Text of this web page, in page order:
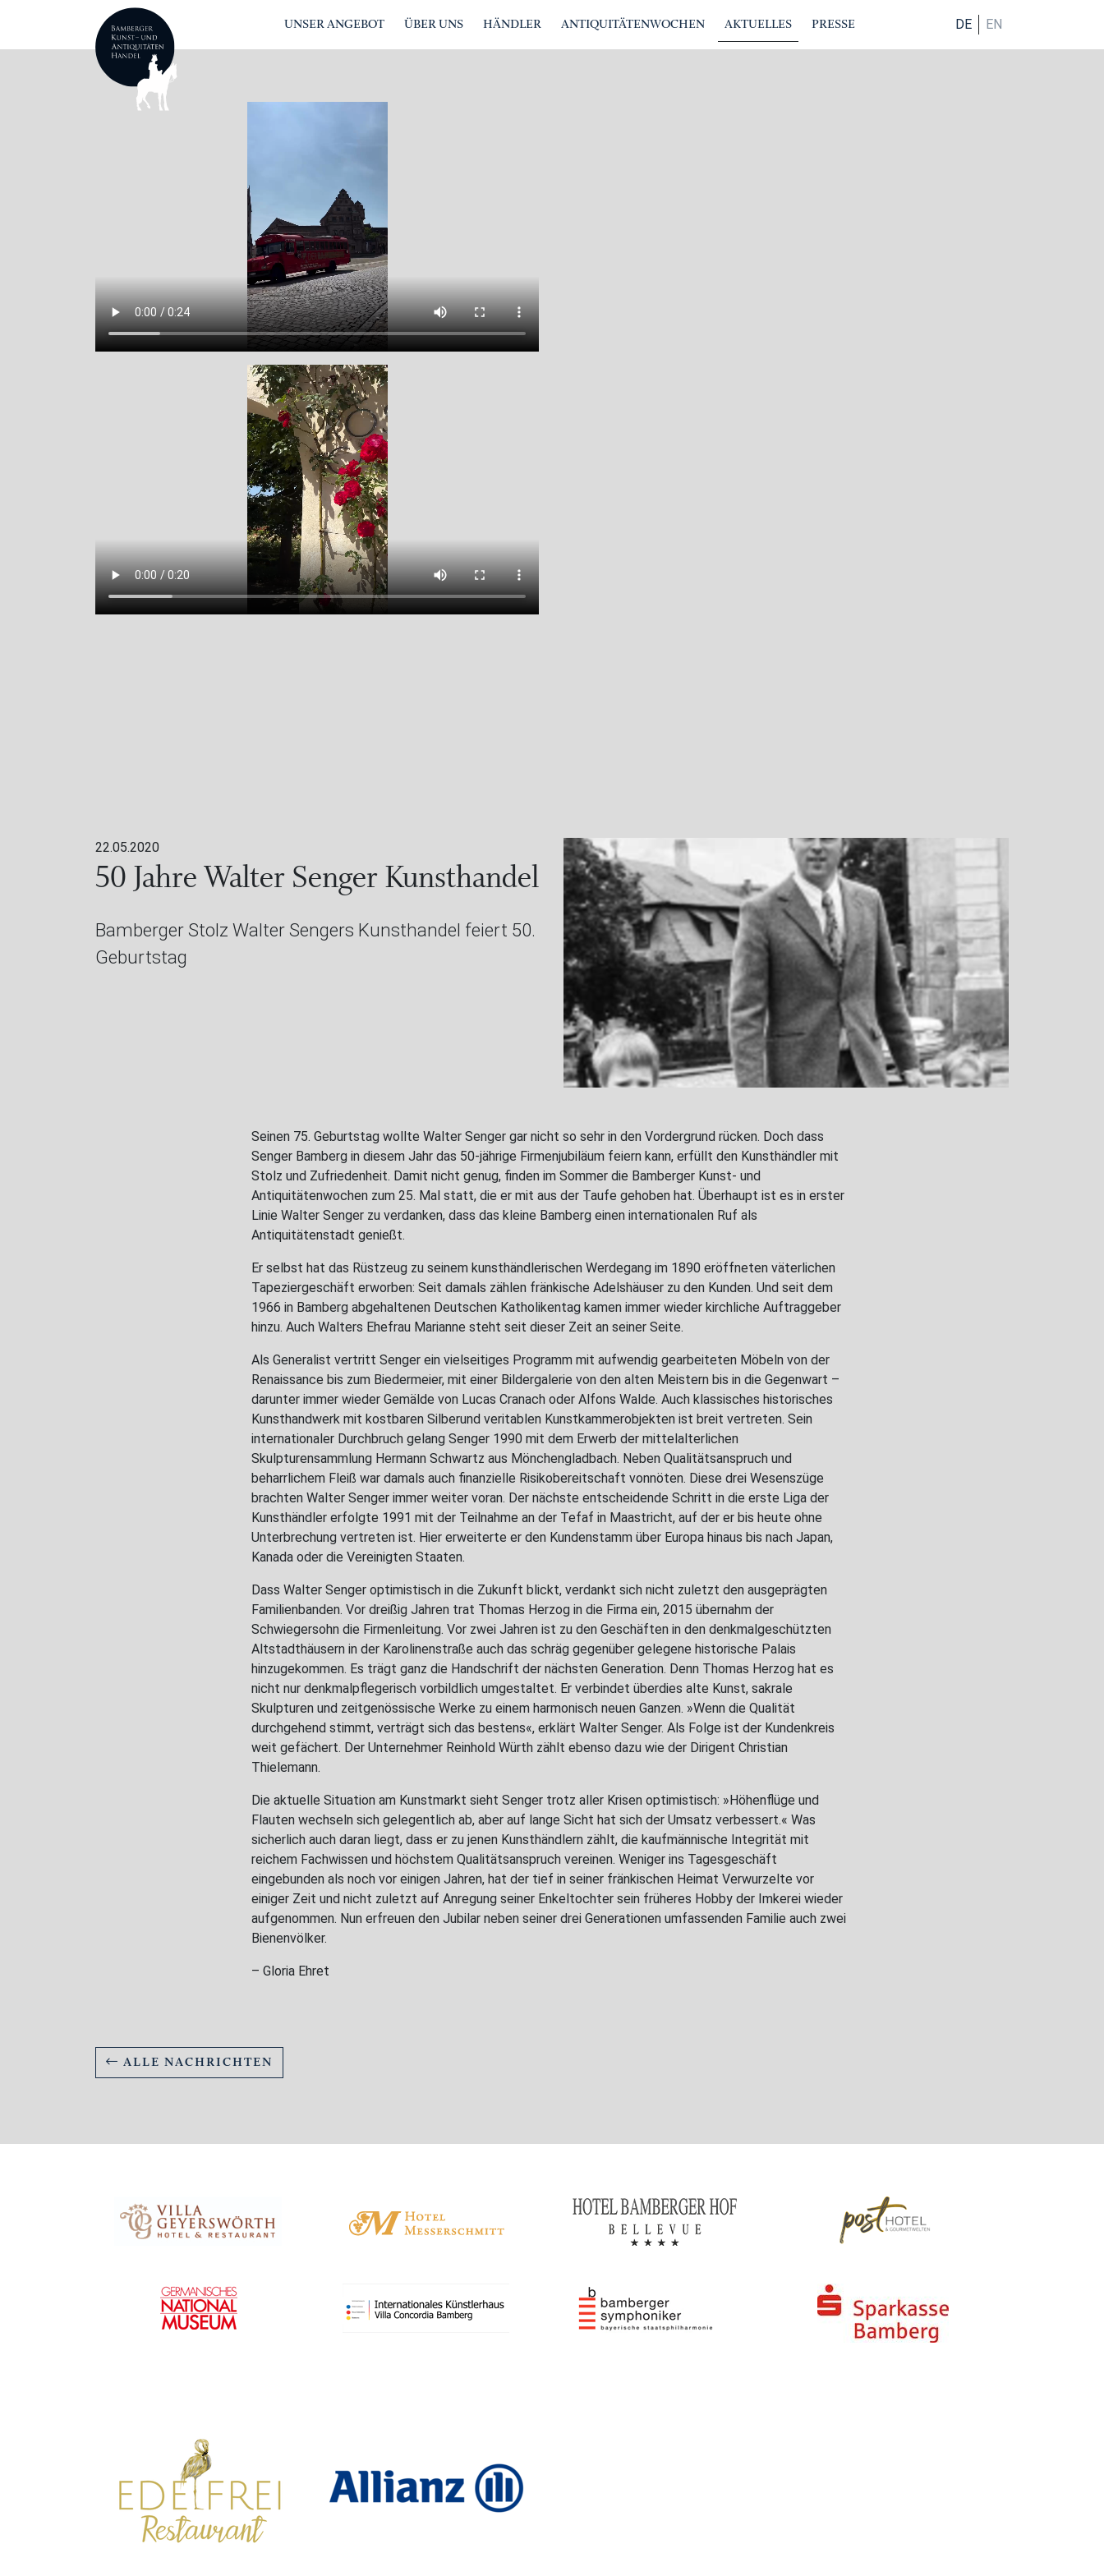
UNSER ANGEBOT ÜBER UNS HÄNDLER ANTIQUITÄTENWOCHEN AKTUELLES PRESSE DE EN
22.05.2020
50 Jahre Walter Senger Kunsthandel
Bamberger Stolz Walter Sengers Kunsthandel feiert 50.
Geburtstag
Seinen 75. Geburtstag wollte Walter Senger gar nicht so sehr in den Vordergrund rücken. Doch dass
Senger Bamberg in diesem Jahr das 50-jährige Firmenjubiläum feiern kann, erfüllt den Kunsthändler mit
Stolz und Zufriedenheit. Damit nicht genug, finden im Sommer die Bamberger Kunst- und
Antiquitätenwochen zum 25. Mal statt, die er mit aus der Taufe gehoben hat. Überhaupt ist es in erster
Linie Walter Senger zu verdanken, dass das kleine Bamberg einen internationalen Ruf als
Antiquitätenstadt genießt.
Er selbst hat das Rüstzeug zu seinem kunsthändlerischen Werdegang im 1890 eröffneten väterlichen
Tapeziergeschäft erworben: Seit damals zählen fränkische Adelshäuser zu den Kunden. Und seit dem
1966 in Bamberg abgehaltenen Deutschen Katholikentag kamen immer wieder kirchliche Auftraggeber
hinzu. Auch Walters Ehefrau Marianne steht seit dieser Zeit an seiner Seite.
Als Generalist vertritt Senger ein vielseitiges Programm mit aufwendig gearbeiteten Möbeln von der
Renaissance bis zum Biedermeier, mit einer Bildergalerie von den alten Meistern bis in die Gegenwart –
darunter immer wieder Gemälde von Lucas Cranach oder Alfons Walde. Auch klassisches historisches
Kunsthandwerk mit kostbaren Silberund veritablen Kunstkammerobjekten ist breit vertreten. Sein
internationaler Durchbruch gelang Senger 1990 mit dem Erwerb der mittelalterlichen
Skulpturensammlung Hermann Schwartz aus Mönchengladbach. Neben Qualitätsanspruch und
beharrlichem Fleiß war damals auch finanzielle Risikobereitschaft vonnöten. Diese drei Wesenszüge
brachten Walter Senger immer weiter voran. Der nächste entscheidende Schritt in die erste Liga der
Kunsthändler erfolgte 1991 mit der Teilnahme an der Tefaf in Maastricht, auf der er bis heute ohne
Unterbrechung vertreten ist. Hier erweiterte er den Kundenstamm über Europa hinaus bis nach Japan,
Kanada oder die Vereinigten Staaten.
Dass Walter Senger optimistisch in die Zukunft blickt, verdankt sich nicht zuletzt den ausgeprägten
Familienbanden. Vor dreißig Jahren trat Thomas Herzog in die Firma ein, 2015 übernahm der
Schwiegersohn die Firmenleitung. Vor zwei Jahren ist zu den Geschäften in den denkmalgeschützten
Altstadthäusern in der Karolinenstraße auch das schräg gegenüber gelegene historische Palais
hinzugekommen. Es trägt ganz die Handschrift der nächsten Generation. Denn Thomas Herzog hat es
nicht nur denkmalpflegerisch vorbildlich umgestaltet. Er verbindet überdies alte Kunst, sakrale
Skulpturen und zeitgenössische Werke zu einem harmonisch neuen Ganzen. »Wenn die Qualität
durchgehend stimmt, verträgt sich das bestens«, erklärt Walter Senger. Als Folge ist der Kundenkreis
weit gefächert. Der Unternehmer Reinhold Würth zählt ebenso dazu wie der Dirigent Christian
Thielemann.
Die aktuelle Situation am Kunstmarkt sieht Senger trotz aller Krisen optimistisch: »Höhenflüge und
Flauten wechseln sich gelegentlich ab, aber auf lange Sicht hat sich der Umsatz verbessert.« Was
sicherlich auch daran liegt, dass er zu jenen Kunsthändlern zählt, die kaufmännische Integrität mit
reichem Fachwissen und höchstem Qualitätsanspruch vereinen. Weniger ins Tagesgeschäft
eingebunden als noch vor einigen Jahren, hat der tief in seiner fränkischen Heimat Verwurzelte vor
einiger Zeit und nicht zuletzt auf Anregung seiner Enkeltochter sein früheres Hobby der Imkerei wieder
aufgenommen. Nun erfreuen den Jubilar neben seiner drei Generationen umfassenden Familie auch zwei
Bienenvölker.
– Gloria Ehret
ALLE NACHRICHTEN